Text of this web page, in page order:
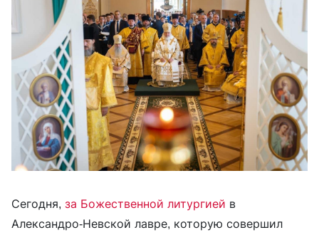
Сегодня, за Божественной литургией в
Александро-Невской лавре, которую совершил